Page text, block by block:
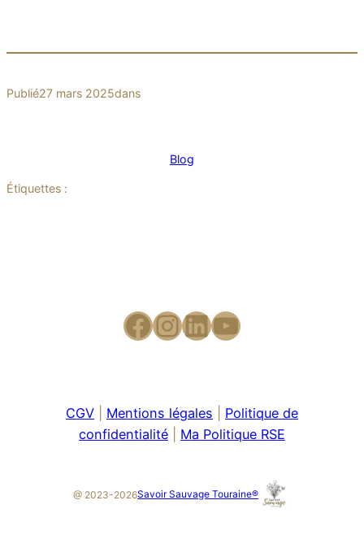
Publié27 mars 2025dans
Blog
Étiquettes :
CGV Mentions légales
Politique de
confidentialité
Ma Politique RSE
@ 2023-2026Savoir Sauvage Touraine®